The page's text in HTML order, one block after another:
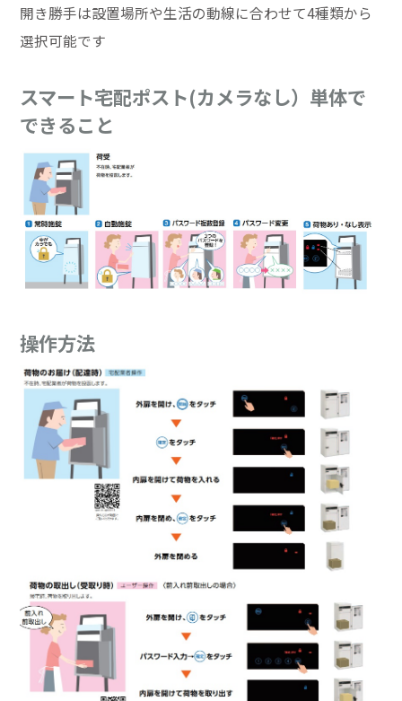
開き勝手は設置場所や生活の動線に合わせて4種類から
選択可能です
スマート宅配ポスト(カメラなし）単体で
できること
操作方法